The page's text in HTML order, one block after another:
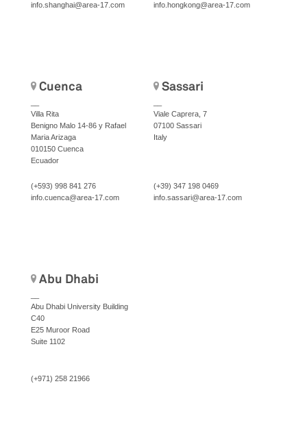
info.shanghai@area-17.com
info.hongkong@area-17.com
Cuenca
Villa Rita
Benigno Malo 14-86 y Rafael
Maria Arizaga
010150 Cuenca
Ecuador
(+593) 998 841 276
info.cuenca@area-17.com
Sassari
Viale Caprera, 7
07100 Sassari
Italy
(+39) 347 198 0469
info.sassari@area-17.com
Abu Dhabi
Abu Dhabi University Building
C40
E25 Muroor Road
Suite 1102
(+971) 258 21966